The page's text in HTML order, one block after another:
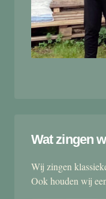
Wat zingen
Wij zingen
Ook houden wij